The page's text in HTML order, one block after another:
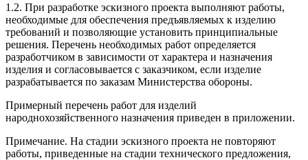
1.2. При разработке эскизного проекта выполняют работы,
необходимые для обеспечения предъявляемых к изделию
требований и позволяющие установить принципиальные
решения. Перечень необходимых работ определяется
разработчиком в зависимости от характера и назначения
изделия и согласовывается с заказчиком, если изделие
разрабатывается по заказам Министерства обороны.
Примерный перечень работ для изделий
народнохозяйственного назначения приведен в приложении.
Примечание. На стадии эскизного проекта не повторяют
работы, приведенные на стадии технического предложения,